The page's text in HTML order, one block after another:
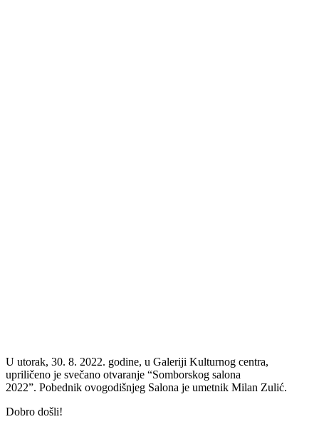
U utorak, 30. 8. 2022. godine, u Galeriji Kulturnog centra,
upriličeno je svečano otvaranje “Somborskog salona
2022”. Pobednik ovogodišnjeg Salona je umetnik Milan Zulić.
Dobro došli!